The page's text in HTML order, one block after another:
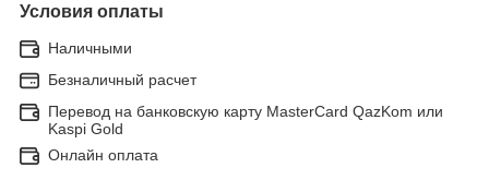
Условия оплаты
Наличными
Безналичный расчет
Перевод на банковскую карту MasterCard QazKom или
Kaspi Gold
Онлайн оплата